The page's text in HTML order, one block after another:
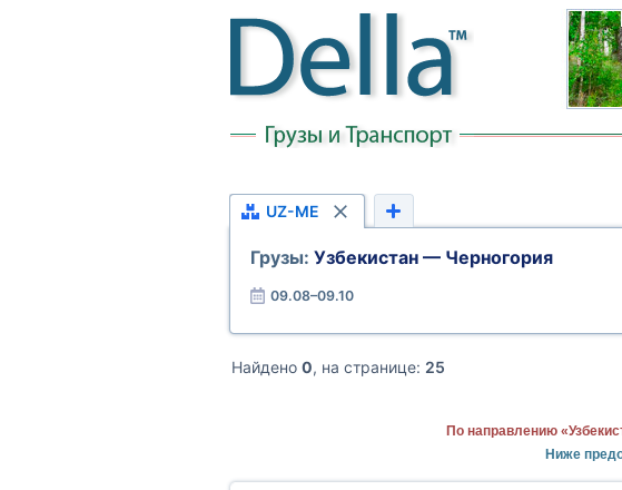
UZ-ME
Грузы: Узбекистан — Черногория
09.08–09.10
Найдено 0, на странице: 25
По направлению
Ниже